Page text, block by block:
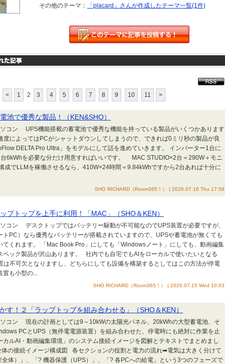
その他のテーマ：
「placard」さんが作成したテーマ一覧(1件)
< 1 2 3 4 5 6 7 8 9 10 11 >
池で優秀な製品！（KEN&SHO）
コン UPS機能搭載の蓄電池で優秀な機能を持っている製品がいくつかあります
度によってはPCがシャットダウンしてしまうので、できれば0ミリ秒の製品が良
DELTA Pro Ultra」をモデルにして話を進めていきます。 インバーター1台に
6kWhを必要な分だけ用意すればいいです。 MAC STUDIO×2台＝290W＋モニ
成でLLMを稼働させるなら、410W×24時間＝9.84kWhですから2台あれば十分に
SHO RICHARD（Room365！） | 2026.07.16 Thu 17:58
プトップを上手に利用！「MAC」（SHO＆KEN）
コン デスクトップではバッテリー駆動が不可能なのでUPS装置が必要ですが、
トPC）なら優秀なバッテリーが搭載されていますので、UPSや蓄電池が無くても
てくれます。 「Mac Book Pro」にしても「Windowsノート」にしても、動画編集
ペック製品が沢山あります。 社内でも自宅でもAIをローカルで使いたいとなる
は不可欠となりますし、どちらにしても設備を構築するとしてはこの方法が停電
置も小型の...
SHO RICHARD（Room365！） | 2026.07.15 Wed 10:03
す！２「ラップトップを組み合わせる」（SHO＆KEN）
コン 現在の計画としては9～10kWの太陽光パネル、20kWhの大型蓄電池、そ
PCとUPS（無停電電源装置）を組み合わせた、停電時にも絶対に作業を止
カルAI・動画編集環境」のシステム接続イメージを図解とテキストでまとめまし
の接続イメージ構成図 各セクションの役割と電力の流れ➡電気は大きく分けて
全体）」、「? 機器保護（UPS）」、「? 各PCへの給電」という3つのフェーズで